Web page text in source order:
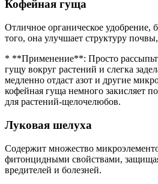
Кофейная гуща
Отличное органическое удобрение,
того, она улучшает структуру
* **Применение**: Просто
гущу вокруг растений и слегка
медленно отдаст азот и другие
кофейная гуща немного закисляет
для растений-щелочелюбов.
Луковая шелуха
Содержит множество
фитонцидными свойствами,
вредителей и болезней.